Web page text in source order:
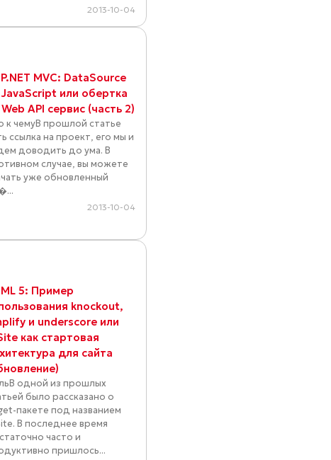
2013-10-04
MVC: DataSource
JavaScript или обертка
API сервис (часть 2)
к чемуВ прошлой статье
ссылка на проект, его мы и
доводить до ума. В
случае, вы можете
уже обновленный
2013-10-04
5: Пример
knockout,
и underscore или
как стартовая
для сайта
одной из прошлых
было рассказано о
пакете под названием
В последнее время
часто и
пришлось...